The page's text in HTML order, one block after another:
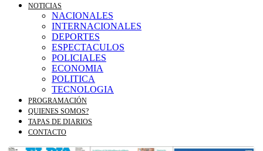
NOTICIAS
NACIONALES
INTERNACIONALES
DEPORTES
ESPECTACULOS
POLICIALES
ECONOMIA
POLITICA
TECNOLOGIA
PROGRAMACIÓN
QUIENES SOMOS?
TAPAS DE DIARIOS
CONTACTO